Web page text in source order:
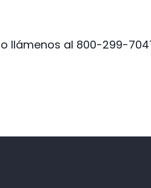
(Opens in a new Window)
o llámenos al 800-299-